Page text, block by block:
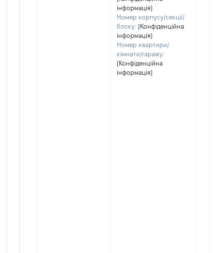
інформація]
Номер корпусу/секції/
блоку: [Конфіденційна
інформація]
Номер квартири/
кімнати/гаражу:
[Конфіденційна
інформація]